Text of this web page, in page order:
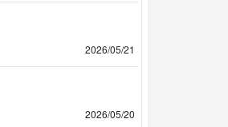
2026/05/21
2026/05/20